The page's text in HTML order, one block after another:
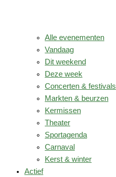
Alle evenementen
Vandaag
Dit weekend
Deze week
Concerten & festivals
Markten & beurzen
Kermissen
Theater
Sportagenda
Carnaval
Kerst & winter
Actief